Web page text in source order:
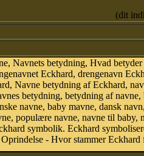
(dit
Navnets betydning, Hvad
Eckhard, drengenavn
Navne betydning af Eckhard,
betydning, betydning af
navne, baby mavne, dansk
populære navne, navne til baby,
symbolik. Eckhard
- Hvor stammer Eckhard